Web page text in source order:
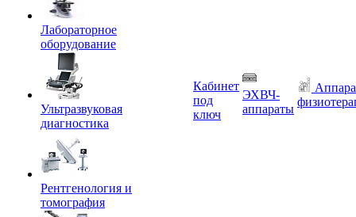
Лабораторное
оборудование
Ультразвуковая
диагностика
Рентгенология и
томография
Кабинет
под
ключ
ЭХВЧ-
аппараты